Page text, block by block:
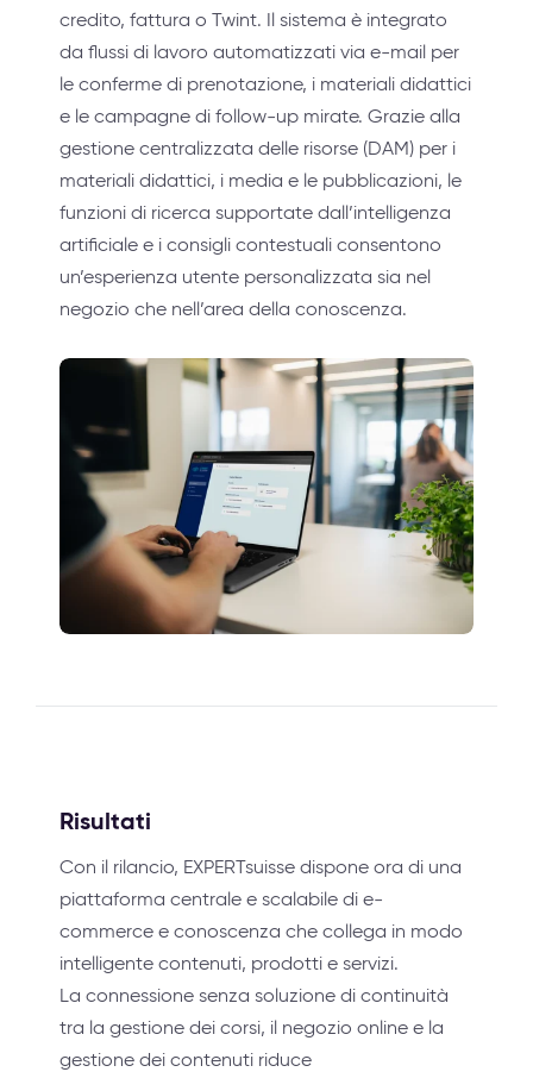
credito, fattura o Twint. Il sistema è integrato
da flussi di lavoro automatizzati via e-mail per
le conferme di prenotazione, i materiali didattici
e le campagne di follow-up mirate. Grazie alla
gestione centralizzata delle risorse (DAM) per i
materiali didattici, i media e le pubblicazioni, le
funzioni di ricerca supportate dall’intelligenza
artificiale e i consigli contestuali consentono
un’esperienza utente personalizzata sia nel
negozio che nell’area della conoscenza.
Risultati
Con il rilancio, EXPERTsuisse dispone ora di una
piattaforma centrale e scalabile di e-
commerce e conoscenza che collega in modo
intelligente contenuti, prodotti e servizi.
La connessione senza soluzione di continuità
tra la gestione dei corsi, il negozio online e la
gestione dei contenuti riduce